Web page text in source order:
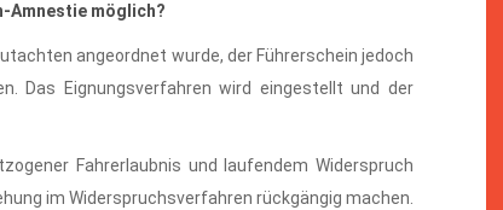
Amnestie möglich?
angeordnet wurde, der Führerschein jedoch
Das Eignungsverfahren wird eingestellt und der
Fahrerlaubnis und laufendem Widerspruch
im Widerspruchsverfahren rückgängig machen.